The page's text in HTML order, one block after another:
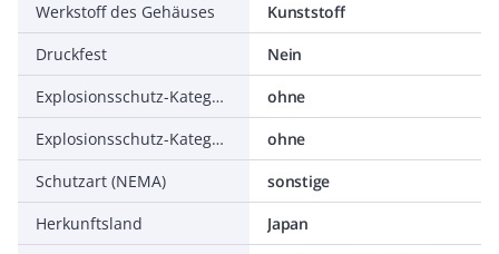
Werkstoff des Gehäuses
Kunststoff
Druckfest
Nein
Explosionsschutz-Kategorie für Gas
ohne
Explosionsschutz-Kategorie für Staub
ohne
Schutzart (NEMA)
sonstige
Herkunftsland
Japan